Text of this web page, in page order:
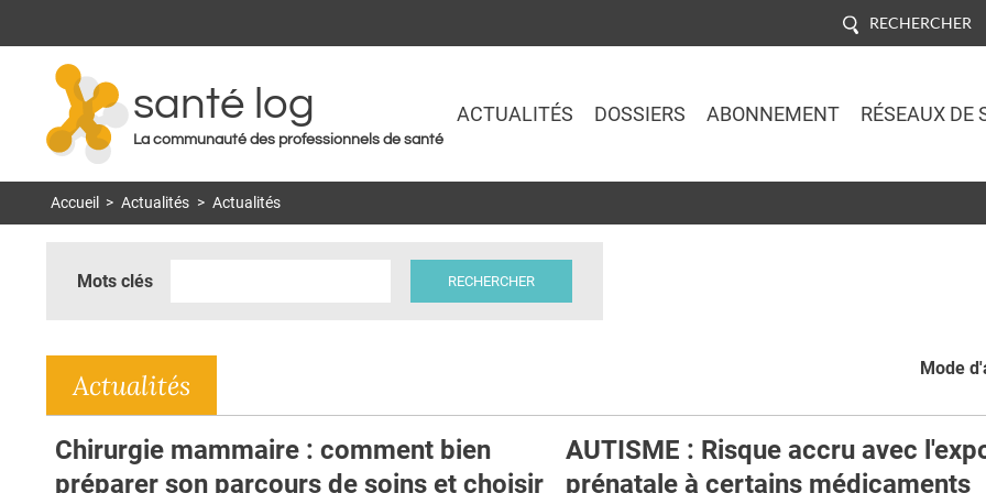
RECHERCHER
santé log
La communauté des professionnels de santé
ACTUALITÉS DOSSIERS ABONNEMENT RÉSEAUX DE
Accueil > Actualités > Actualités
Mots clés
Mode
Actualités
Chirurgie mammaire : comment bien
préparer son parcours de soins et choisir
AUTISME : Risque accru avec
prénatale à certains médicaments